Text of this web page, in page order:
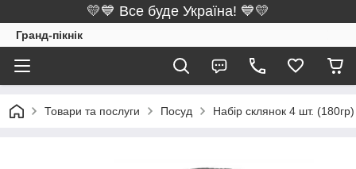
💛💙 Все буде Україна! 💙💛
Гранд-пікнік
Товари та послуги Посуд Набір склянок 4 шт. (180гр)